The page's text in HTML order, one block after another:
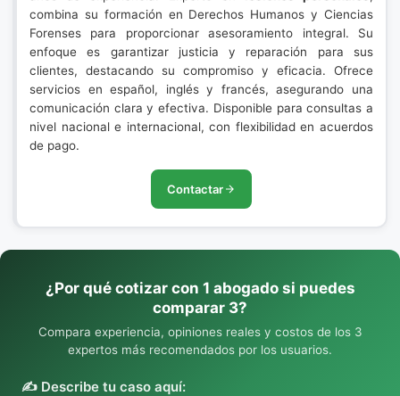
combina su formación en Derechos Humanos y Ciencias
Forenses para proporcionar asesoramiento integral. Su
enfoque es garantizar justicia y reparación para sus
clientes, destacando su compromiso y eficacia. Ofrece
servicios en español, inglés y francés, asegurando una
comunicación clara y efectiva. Disponible para consultas a
nivel nacional e internacional, con flexibilidad en acuerdos
de pago.
Contactar
¿Por qué cotizar con 1 abogado si puedes
comparar 3?
Compara experiencia, opiniones reales y costos de los 3
expertos más recomendados por los usuarios.
✍️ Describe tu caso aquí: